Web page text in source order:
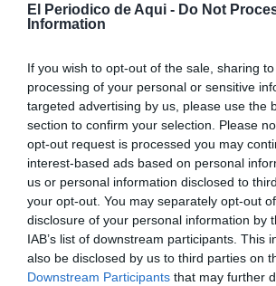
El Periodico de Aqui - Do Not
Information
If you wish to opt-out of the sale, sharing
processing of your personal or sensitive
targeted advertising by us, please use the
section to confirm your selection. Please
opt-out request is processed you may
interest-based ads based on personal
us or personal information disclosed to
your opt-out. You may separately opt-out
disclosure of your personal information by
IAB’s list of downstream participants. This
also be disclosed by us to third parties on
Downstream Participants that may further